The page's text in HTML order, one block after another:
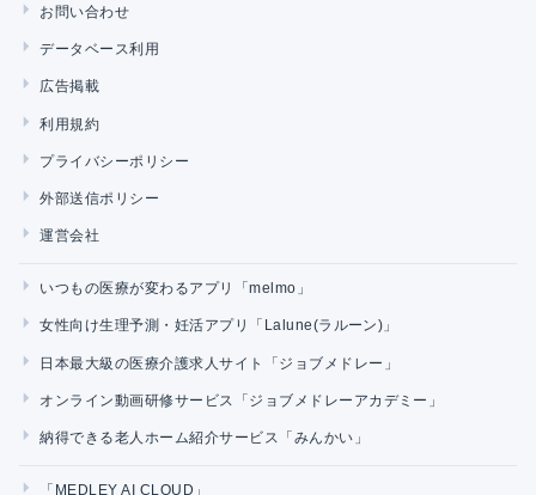
お問い合わせ
データベース利用
広告掲載
利用規約
プライバシーポリシー
外部送信ポリシー
運営会社
いつもの医療が変わるアプリ「melmo」
女性向け生理予測・妊活アプリ「Lalune(ラルーン)」
日本最大級の医療介護求人サイト「ジョブメドレー」
オンライン動画研修サービス「ジョブメドレーアカデミー」
納得できる老人ホーム紹介サービス「みんかい」
「MEDLEY AI CLOUD」